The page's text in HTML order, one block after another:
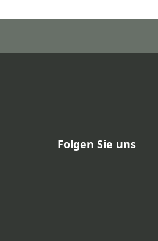
Folgen Sie uns